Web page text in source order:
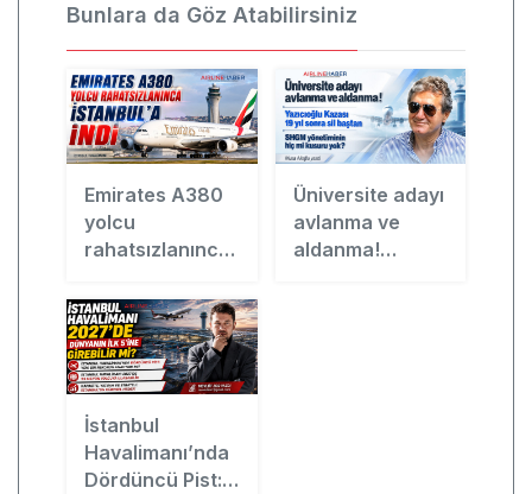
Bunlara da Göz Atabilirsiniz
Emirates A380
yolcu
rahatsızlanınca
Üniversite adayı
avlanma ve
aldanma!
İstanbul
Havalimanı’nda
Dördüncü Pist: